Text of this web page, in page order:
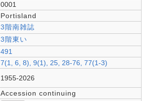
0001
Portisland
3階南雑誌
3階東い
491
7(1, 6, 8), 9(1), 25, 28-76, 77(1-3)
1955-2026
Accession continuing